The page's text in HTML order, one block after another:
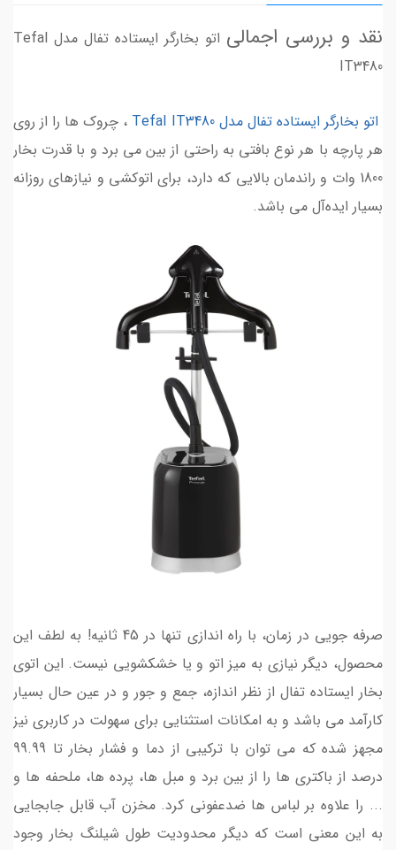
نقد و بررسی اجمالی
اتو بخارگر ایستاده تفال مدل Tefal
IT3480
اتو بخارگر ایستاده تفال مدل Tefal IT3480
، چروک ها را از روی
هر پارچه با هر نوع بافتی به راحتی از بین می برد و با قدرت بخار
1800 وات و راندمان بالایی که دارد، برای اتوکشی و نیازهای روزانه
بسیار ایده‌آل می باشد.
صرفه‌ جویی در زمان، با راه‌ اندازی تنها در 45 ثانیه! به لطف این
محصول، دیگر نیازی به میز اتو و یا خشکشویی نیست. این اتوی
بخار ایستاده تفال از نظر اندازه، جمع و جور و در عین حال بسیار
کارآمد می باشد و به امکانات استثنایی برای سهولت در کاربری نیز
مجهز شده که می توان با ترکیبی از دما و فشار بخار تا 99.99
درصد از باکتری ها را از بین برد و مبل ها، پرده ها، ملحفه ها و
... را علاوه بر لباس ها ضدعفونی کرد. مخزن آب قابل جابجایی
به این معنی است که دیگر محدودیت طول شیلنگ بخار وجود